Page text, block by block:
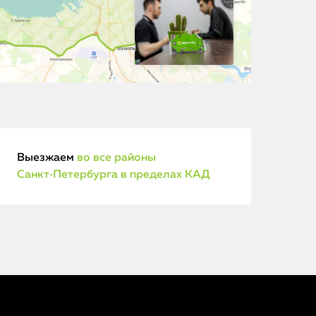
Выезжаем во все районы
Санкт‑Петербурга в пределах КАД